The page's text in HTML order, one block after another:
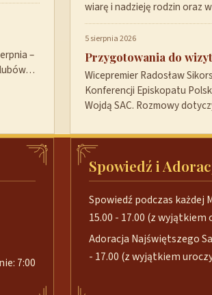
–
wiarę i nadzieję rodzin oraz
5 sierpnia 2026
Przygotowania do
Wicepremier Radosław
Konferencji Episkopatu
Wojdą SAC. Rozmowy
7:00
Spowiedź i
Spowiedź podczas każdej
15.00 - 17.00 (z wyjątkiem
Adoracja Najświętszego
- 17.00 (z wyjątkiem